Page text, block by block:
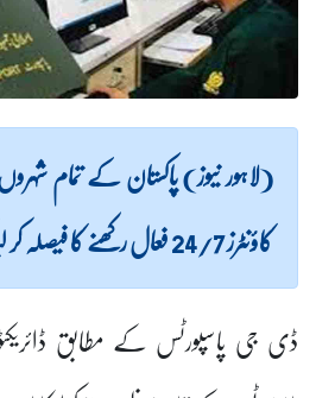
(لاہور نیوز) پاکستان کے تمام
کاؤنٹرز 24/7 فعال رکھنے کا فیصلہ کر لیا گیا۔
ڈی جی پاسپورٹس کے مطابق